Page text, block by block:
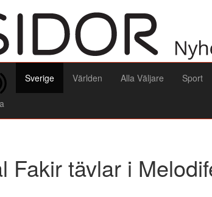
Sverige Världen Alla Väljare Sport
Fakir tävlar i